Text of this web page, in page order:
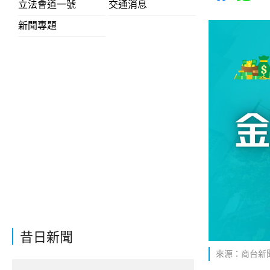
立法會道一號
交通消息
新聞專題
昔日新聞
來源：商台新